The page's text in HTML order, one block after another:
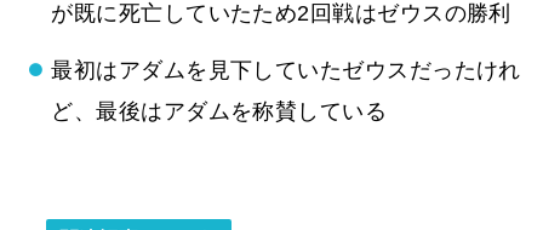
が既に死亡していたため2回戦はゼウスの勝利
最初はアダムを見下していたゼウスだったけれ
ど、最後はアダムを称賛している